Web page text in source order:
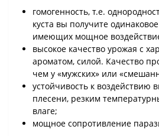
гомогенность, т.е.
куста вы получите
имеющих мощное
высокое качество урожая с
ароматом, силой. Качество
чем у «мужских» или
устойчивость к воздействию
плесени, резким
влаге;
мощное сопротивление